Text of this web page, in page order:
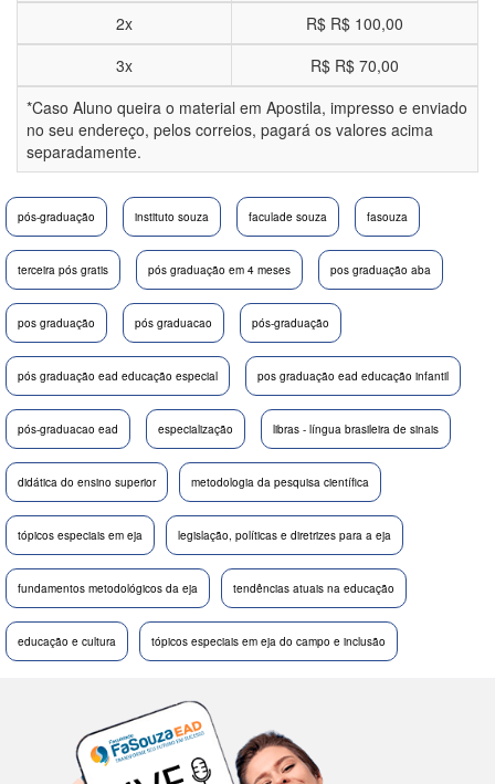
2x R$ R$ 100,00
3x
R$ R$ 70,00
*Caso Aluno queira o material em Apostila, impresso e enviado
no seu endereço, pelos correios, pagará os valores acima
separadamente.
pós-graduação instituto souza faculade souza fasouza
terceira pós gratis pós graduação em 4 meses pos graduação aba
pos graduação pós graduacao pós-graduação
pós graduação ead educação especial pos graduação ead educação infantil
pós-graduacao ead especialização libras - língua brasileira de sinais
didática do ensino superior metodologia da pesquisa científica
tópicos especiais em eja legislação, políticas e diretrizes para a eja
fundamentos metodológicos da eja tendências atuais na educação
educação e cultura tópicos especiais em eja do campo e inclusão